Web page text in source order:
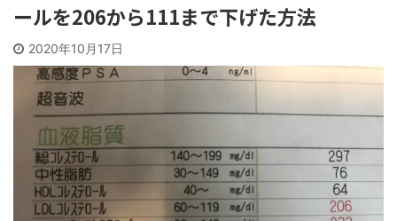
ールを206から111まで下げた方法
2020年10月17日